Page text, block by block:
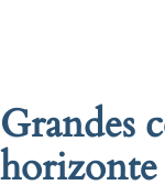
Grandes
horizonte